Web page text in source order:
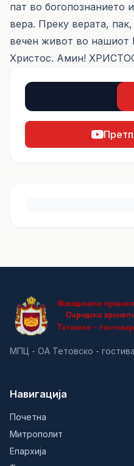
пат во богопознанието
вера. Преку верата,
вечен живот во нашиот
Христос. Амин!
МПЦ - ОА Тетовско -
Навигација
Почетна
Митрополит
Епархија